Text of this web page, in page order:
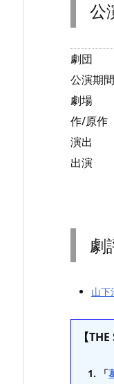
公
劇団
公演期間
劇場
作/原作
演出
出演
劇
山下
【
「